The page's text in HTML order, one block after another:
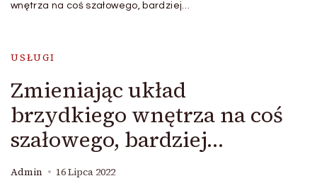
wnętrza na coś szałowego, bardziej…
USŁUGI
Zmieniając układ
brzydkiego wnętrza na coś
szałowego, bardziej…
Admin 16 Lipca 2022